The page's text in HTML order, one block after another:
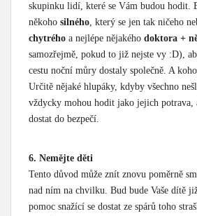
skupinku lidí, které se Vám budou hodit.
někoho silného, který se jen tak ničeho
chytrého a nejlépe nějakého doktora +
samozřejmě, pokud to již nejste vy :D),
cestu noční můry dostaly společně. A
Určitě nějaké hlupáky, kdyby všechno
vždycky mohou hodit jako jejich potrava,
dostat do bezpečí.
6. Nemějte děti
Tento důvod může znít znovu poměrně
nad ním na chvilku. Bud bude Vaše dítě
pomoc snažící se dostat ze spárů toho